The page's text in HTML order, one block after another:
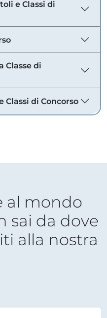
e Classi di
Classe di
Classi di Concorso
al mondo
sai da dove
alla nostra